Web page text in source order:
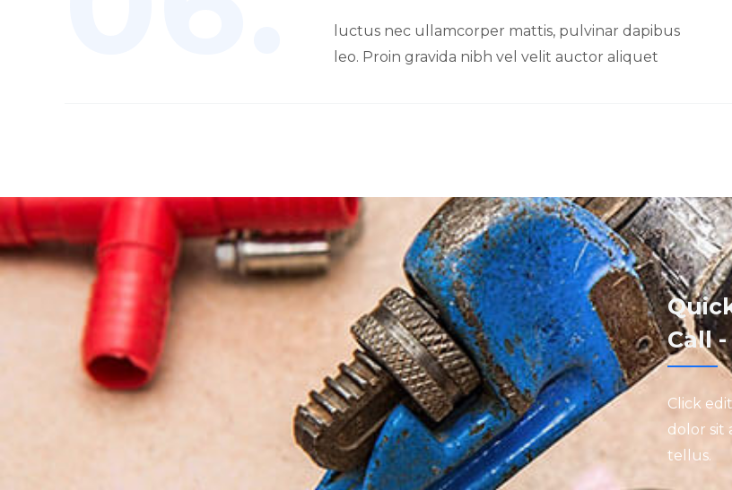
luctus nec ullamcorper mattis, pulvinar dapibus
leo. Proin gravida nibh vel velit auctor aliquet
Call
Click
dolor sit
tellus.